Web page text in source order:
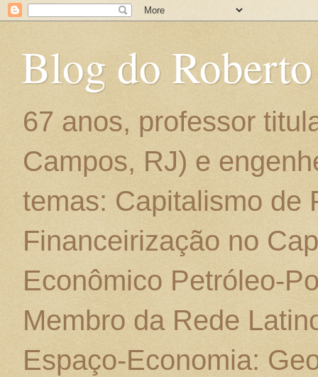
Blog do
67 anos, professor
Campos, RJ) e
temas: Capitalismo de
Financeirização no
Econômico Petróleo-
Membro da Rede
Espaço-Economia: